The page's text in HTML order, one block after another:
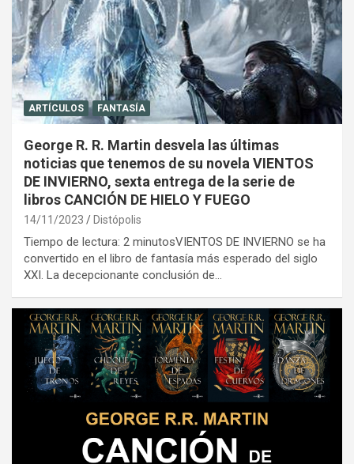
ARTÍCULOS FANTASÍA
George R. R. Martin desvela las últimas
noticias que tenemos de su novela VIENTOS
DE INVIERNO, sexta entrega de la serie de
libros CANCIÓN DE HIELO Y FUEGO
14/11/2023 Distópolis
Tiempo de lectura: 2 minutosVIENTOS DE INVIERNO se ha
convertido en el libro de fantasía más esperado del siglo
XXI. La decepcionante conclusión de…